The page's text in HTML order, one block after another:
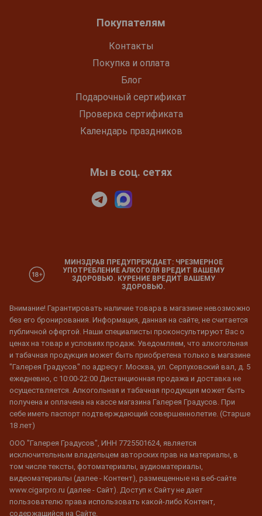
Покупателям
Контакты
Покупка и оплата
Блог
Подарочный сертификат
Проверка сертификата
Календарь праздников
Мы в соц. сетях
МИНЗДРАВ ПРЕДУПРЕЖДАЕТ: ЧРЕЗМЕРНОЕ
УПОТРЕБЛЕНИЕ АЛКОГОЛЯ ВРЕДИТ ВАШЕМУ
ЗДОРОВЬЮ. КУРЕНИЕ ВРЕДИТ ВАШЕМУ
ЗДОРОВЬЮ.
Внимание! Гарантировать наличие товара в магазине невозможно
без его бронирования. Информация, данная на сайте, не считается
публичной офертой. Наши специалисты проконсультируют Вас о
ценах на товар и условиях продаж. Уведомляем, что алкогольная
и табачная продукция может быть приобретена только в магазине
"Галерея Градусов" по адресу г. Москва, ул. Серпуховский вал, д. 5
ежедневно, с 10:00-22:00 Дистанционная продажа и доставка не
осуществляется. Алкогольная и табачная продукция может быть
получена и оплачена на кассе магазина Галерея Градусов. При
себе иметь паспорт подтверждающий совершеннолетие. (Старше
18 лет)
ООО "Галерея Градусов", ИНН 7725501624, является
исключительным владельцем авторских прав на материалы, в
том числе тексты, фотоматериалы, аудиоматериалы,
видеоматериалы (далее - Контент), размещенные на веб-сайте
www.cigarpro.ru (далее - Сайт). Доступ к Сайту не дает
пользователю права использовать какой-либо Контент,
содержащийся на Сайте.